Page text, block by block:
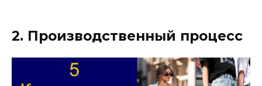
2. Производственный процесс